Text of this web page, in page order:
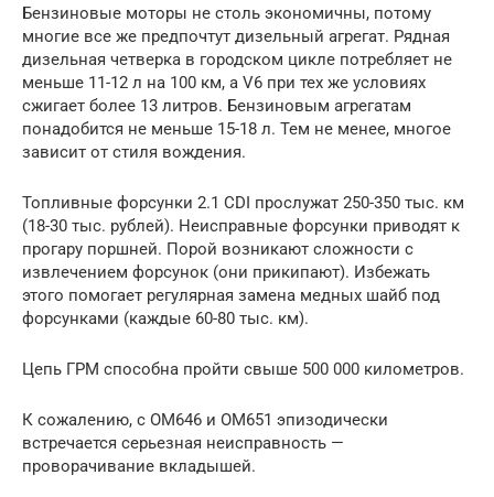
Бензиновые моторы не столь экономичны, потому
многие все же предпочтут дизельный агрегат. Рядная
дизельная четверка в городском цикле потребляет не
меньше 11-12 л на 100 км, а V6 при тех же условиях
сжигает более 13 литров. Бензиновым агрегатам
понадобится не меньше 15-18 л. Тем не менее, многое
зависит от стиля вождения.
Топливные форсунки 2.1 CDI прослужат 250-350 тыс. км
(18-30 тыс. рублей). Неисправные форсунки приводят к
прогару поршней. Порой возникают сложности с
извлечением форсунок (они прикипают). Избежать
этого помогает регулярная замена медных шайб под
форсунками (каждые 60-80 тыс. км).
Цепь ГРМ способна пройти свыше 500 000 километров.
К сожалению, с ОМ646 и ОМ651 эпизодически
встречается серьезная неисправность —
проворачивание вкладышей.